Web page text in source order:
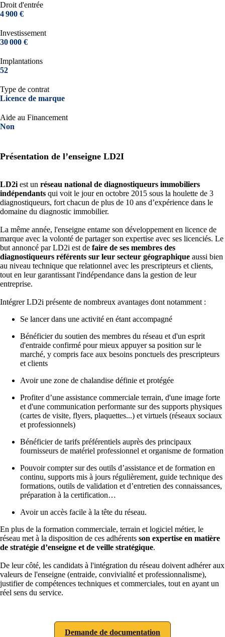
Droit d'entrée
4 900 €
Investissement
30 000 €
Implantations
52
Type de contrat
Licence de marque
Aide au Financement
Non
Présentation de l’enseigne LD2I
LD2i est un réseau national de diagnostiqueurs immobiliers
indépendants qui voit le jour en octobre 2015 sous la houlette de 3
diagnostiqueurs, fort chacun de plus de 10 ans d’expérience dans le
domaine du diagnostic immobilier.
La même année, l'enseigne entame son développement en licence de
marque avec la volonté de partager son expertise avec ses licenciés. Le
but annoncé par LD2i est de faire de ses membres des
diagnostiqueurs référents sur leur secteur géographique aussi bien
au niveau technique que relationnel avec les prescripteurs et clients,
tout en leur garantissant l'indépendance dans la gestion de leur
entreprise.
Intégrer LD2i présente de nombreux avantages dont notamment :
Se lancer dans une activité en étant accompagné
Bénéficier du soutien des membres du réseau et d'un esprit
d'entraide confirmé pour mieux appuyer sa position sur le
marché, y compris face aux besoins ponctuels des prescripteurs
et clients
Avoir une zone de chalandise définie et protégée
Profiter d’une assistance commerciale terrain, d'une image forte
et d'une communication performante sur des supports physiques
(cartes de visite, flyers, plaquettes...) et virtuels (réseaux sociaux
et professionnels)
Bénéficier de tarifs préférentiels auprès des principaux
fournisseurs de matériel professionnel et organisme de formation
Pouvoir compter sur des outils d’assistance et de formation en
continu, supports mis à jours régulièrement, guide technique des
formations, outils de validation et d’entretien des connaissances,
préparation à la certification…
Avoir un accès facile à la tête du réseau.
En plus de la formation commerciale, terrain et logiciel métier, le
réseau met à la disposition de ces adhérents son expertise en matière
de stratégie d’enseigne et de veille stratégique.
De leur côté, les candidats à l'intégration du réseau doivent adhérer aux
valeurs de l'enseigne (entraide, convivialité et professionnalisme),
justifier de compétences techniques et commerciales, tout en ayant un
réel sens du service.
Demande de documentation